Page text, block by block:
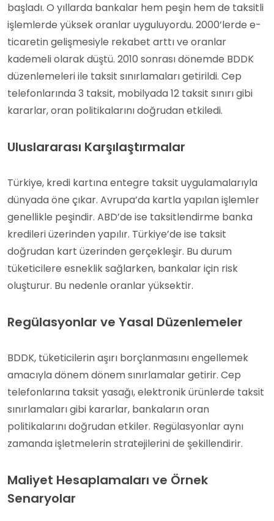
başladı. O yıllarda bankalar hem peşin hem de taksitli
işlemlerde yüksek oranlar uyguluyordu. 2000’lerde e-
ticaretin gelişmesiyle rekabet arttı ve oranlar
kademeli olarak düştü. 2010 sonrası dönemde BDDK
düzenlemeleri ile taksit sınırlamaları getirildi. Cep
telefonlarında 3 taksit, mobilyada 12 taksit sınırı gibi
kararlar, oran politikalarını doğrudan etkiledi.
Uluslararası Karşılaştırmalar
Türkiye, kredi kartına entegre taksit uygulamalarıyla
dünyada öne çıkar. Avrupa’da kartla yapılan işlemler
genellikle peşindir. ABD’de ise taksitlendirme banka
kredileri üzerinden yapılır. Türkiye’de ise taksit
doğrudan kart üzerinden gerçekleşir. Bu durum
tüketicilere esneklik sağlarken, bankalar için risk
oluşturur. Bu nedenle oranlar yüksektir.
Regülasyonlar ve Yasal Düzenlemeler
BDDK, tüketicilerin aşırı borçlanmasını engellemek
amacıyla dönem dönem sınırlamalar getirir. Cep
telefonlarına taksit yasağı, elektronik ürünlerde taksit
sınırlamaları gibi kararlar, bankaların oran
politikalarını doğrudan etkiler. Regülasyonlar aynı
zamanda işletmelerin stratejilerini de şekillendirir.
Maliyet Hesaplamaları ve Örnek
Senaryolar